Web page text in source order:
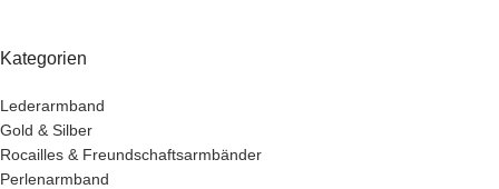
Kategorien
Lederarmband
Gold & Silber
Rocailles & Freundschaftsarmbänder
Perlenarmband